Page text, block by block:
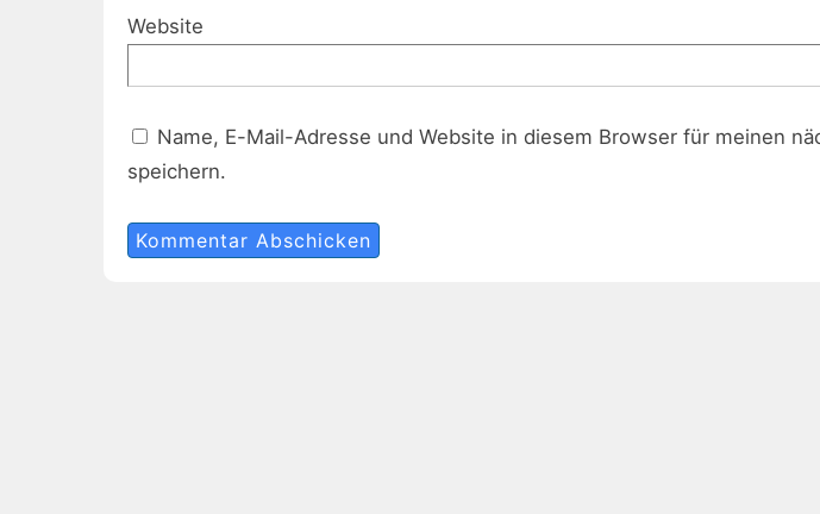
Website
Name, E-Mail-Adresse und Website in diesem Browser für meinen
speichern.